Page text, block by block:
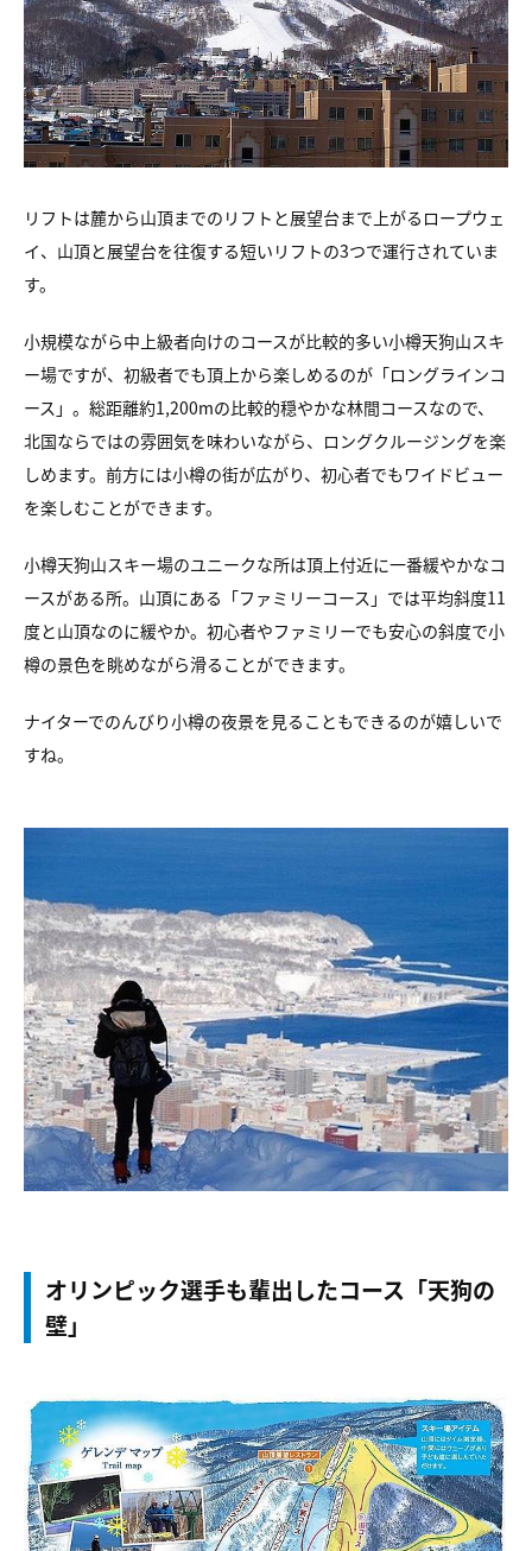
リフトは麓から山頂までのリフトと展望台まで上がるロープウェ
イ、山頂と展望台を往復する短いリフトの3つで運行されていま
す。
小規模ながら中上級者向けのコースが比較的多い小樽天狗山スキ
ー場ですが、初級者でも頂上から楽しめるのが「ロングラインコ
ース」。総距離約1,200mの比較的穏やかな林間コースなので、
北国ならではの雰囲気を味わいながら、ロングクルージングを楽
しめます。前方には小樽の街が広がり、初心者でもワイドビュー
を楽しむことができます。
小樽天狗山スキー場のユニークな所は頂上付近に一番緩やかなコ
ースがある所。山頂にある「ファミリーコース」では平均斜度11
度と山頂なのに緩やか。初心者やファミリーでも安心の斜度で小
樽の景色を眺めながら滑ることができます。
ナイターでのんびり小樽の夜景を見ることもできるのが嬉しいで
すね。
オリンピック選手も輩出したコース「天狗の
壁」